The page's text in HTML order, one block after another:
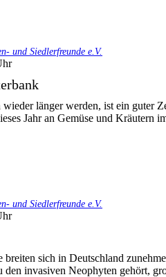
und Siedlerfreunde e.V.
länger werden, ist ein guter
Jahr an Gemüse und Kräutern
und Siedlerfreunde e.V.
breiten sich in Deutschland
den invasiven Neophyten gehört,